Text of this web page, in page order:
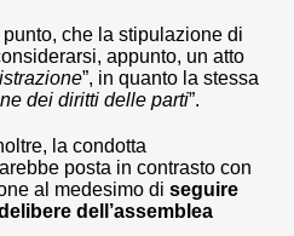
che la stipulazione di
appunto, un atto
”, in quanto la stessa
dei diritti delle parti”.
la condotta
posta in contrasto con
al medesimo di seguire
dell’assemblea